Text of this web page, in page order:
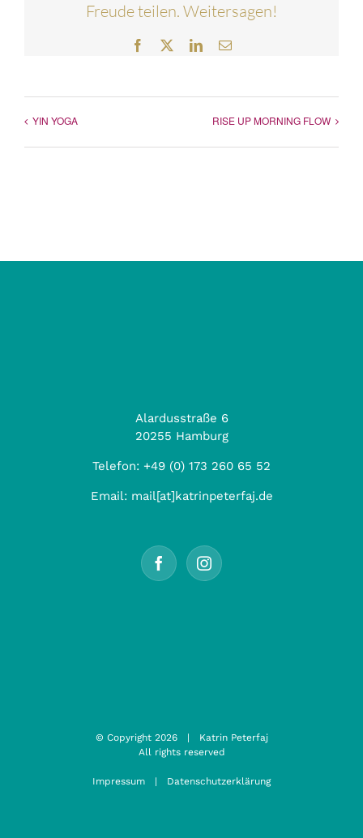
Freude teilen. Weitersagen!
Facebook
TwitterLinkedIn
E-
YIN YOGA RISE UP MORNING FLOW
Alardusstraße 6
20255 Hamburg
Telefon: +49 (0) 173 260 65 52
Email: mail[at]katrinpeterfaj.de
© Copyright 2026 | Katrin Peterfaj
All rights reserved
Impressum | Datenschutzerklärung